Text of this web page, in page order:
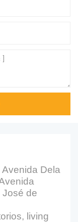
Dela
José de
living